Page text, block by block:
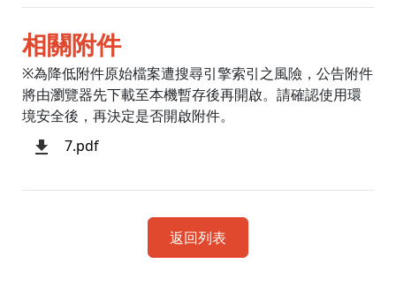
相關附件
※為降低附件原始檔案遭搜尋引擎索引之風險，公告附件
將由瀏覽器先下載至本機暫存後再開啟。請確認使用環
境安全後，再決定是否開啟附件。
7.pdf
返回列表